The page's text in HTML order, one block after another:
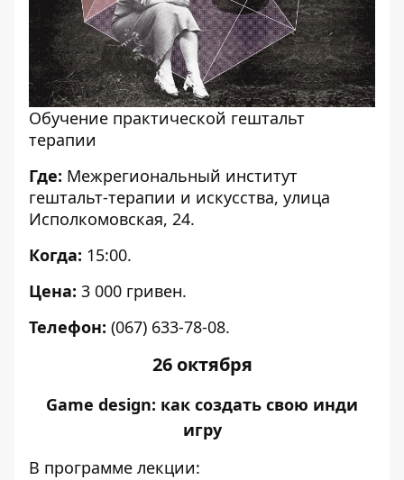
Обучение практической гештальт
терапии
Где: Межрегиональный институт
гештальт-терапии и искусства, улица
Исполкомовская, 24.
Когда: 15:00.
Цена: 3 000 гривен.
Телефон: (067) 633-78-08.
26 октября
Game design: как создать свою инди
игру
В программе лекции: